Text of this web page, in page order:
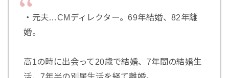
・元夫…CMディレクター。69年結婚、82年離
婚。
高1の時に出会って20歳で結婚、7年間の結婚生